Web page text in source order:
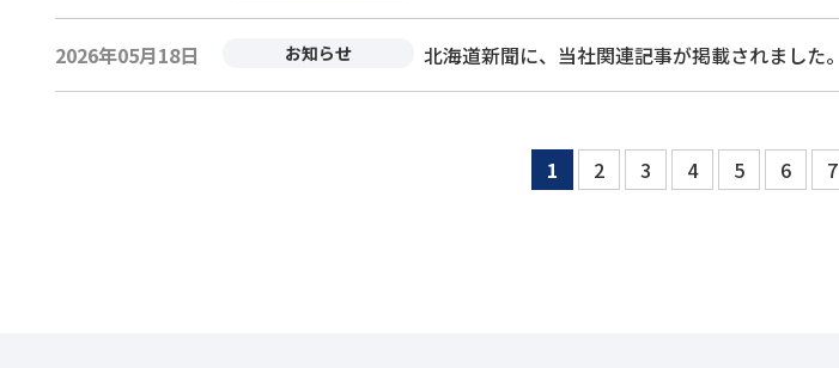
2026年05月18日 お知らせ 北海道新聞に、当社関連記事が掲載されました。
1 2 3 4 5 6 7